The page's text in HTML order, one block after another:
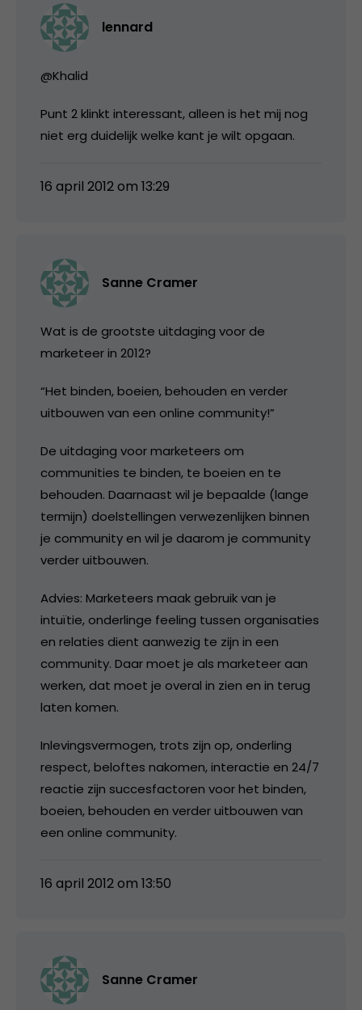
lennard
@Khalid
Punt 2 klinkt interessant, alleen is het mij nog
niet erg duidelijk welke kant je wilt opgaan.
16 april 2012 om 13:29
Sanne Cramer
Wat is de grootste uitdaging voor de
marketeer in 2012?
“Het binden, boeien, behouden en verder
uitbouwen van een online community!”
De uitdaging voor marketeers om
communities te binden, te boeien en te
behouden. Daarnaast wil je bepaalde (lange
termijn) doelstellingen verwezenlijken binnen
je community en wil je daarom je community
verder uitbouwen.
Advies: Marketeers maak gebruik van je
intuïtie, onderlinge feeling tussen organisaties
en relaties dient aanwezig te zijn in een
community. Daar moet je als marketeer aan
werken, dat moet je overal in zien en in terug
laten komen.
Inlevingsvermogen, trots zijn op, onderling
respect, beloftes nakomen, interactie en 24/7
reactie zijn succesfactoren voor het binden,
boeien, behouden en verder uitbouwen van
een online community.
16 april 2012 om 13:50
Sanne Cramer